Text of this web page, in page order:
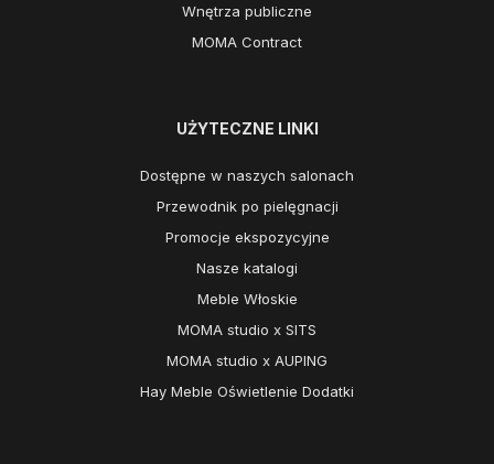
Wnętrza publiczne
MOMA Contract
UŻYTECZNE LINKI
Dostępne w naszych salonach
Przewodnik po pielęgnacji
Promocje ekspozycyjne
Nasze katalogi
Meble Włoskie
MOMA studio x SITS
MOMA studio x AUPING
Hay Meble Oświetlenie Dodatki